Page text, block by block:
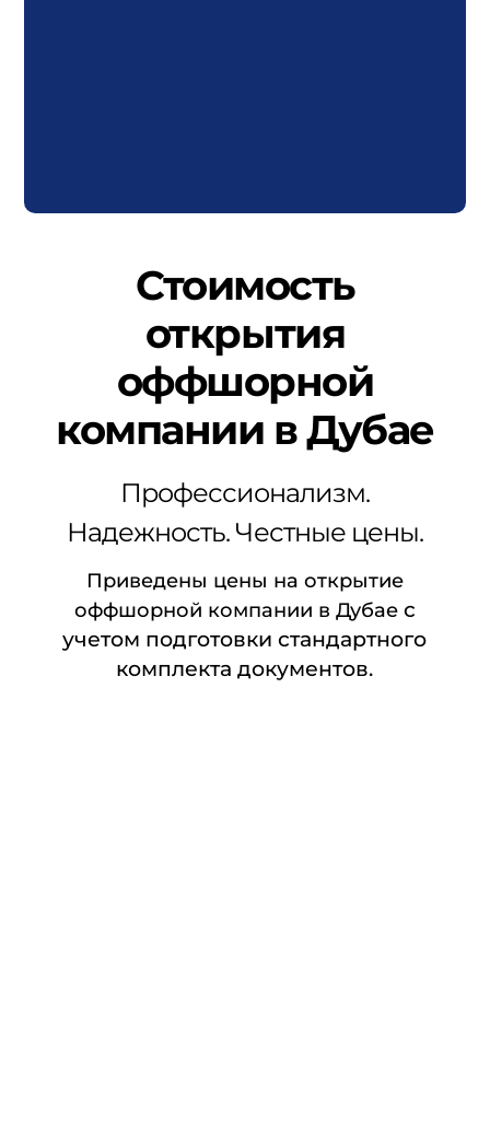
Стоимость
открытия
оффшорной
компании в Дубае
Профессионализм.
Надежность. Честные цены.
Приведены цены на открытие
оффшорной компании в Дубае с
учетом подготовки стандартного
комплекта документов.